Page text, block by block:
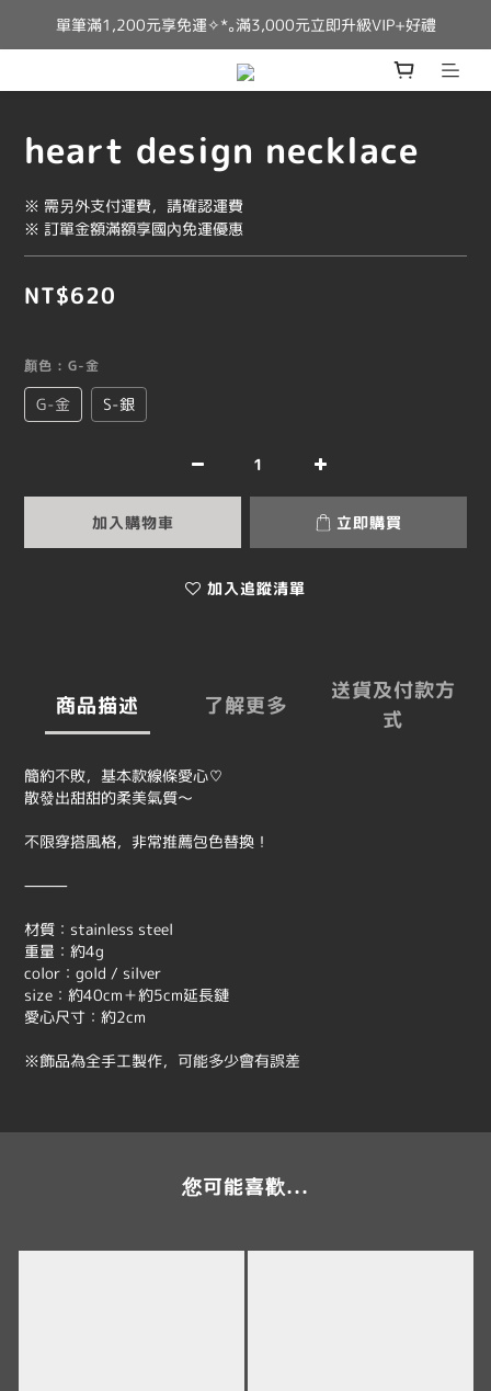
單筆滿1,200元享免運✧*｡滿3,000元立即升級VIP+好禮
heart design necklace
※ 需另外支付運費，請確認運費
※ 訂單金額滿額享國內免運優惠
NT$620
顏色 : G-金
G-金 S-銀
加入購物車 立即購買
加入追蹤清單
商品描述 了解更多
送貨及付款方
式
簡約不敗，基本款線條愛心♡
散發出甜甜的柔美氣質～
不限穿搭風格，非常推薦包色替換！
⸻
材質：stainless steel
重量：約4g
color：gold / silver
size：約40cm＋約5cm延長鏈
愛心尺寸：約2cm
※飾品為全手工製作，可能多少會有誤差
您可能喜歡...